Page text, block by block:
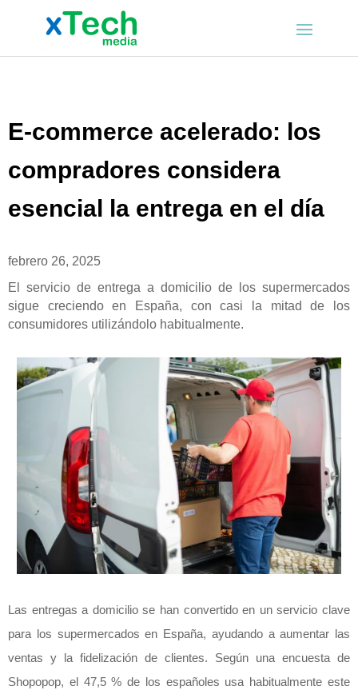
E-commerce acelerado: los
compradores considera
esencial la entrega en el día
febrero 26, 2025
El servicio de entrega a domicilio de los supermercados
sigue creciendo en España, con casi la mitad de los
consumidores utilizándolo habitualmente.
Las entregas a domicilio se han convertido en un servicio clave
para los supermercados en España, ayudando a aumentar las
ventas y la fidelización de clientes. Según una encuesta de
Shopopop, el 47,5 % de los españoles usa habitualmente este